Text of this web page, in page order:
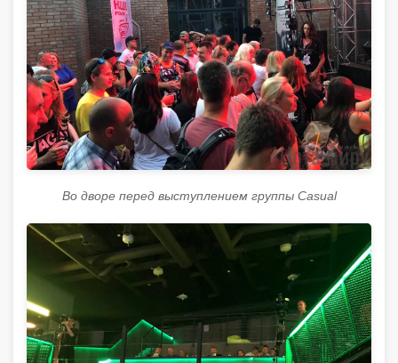
Во дворе перед выступлением группы Casual